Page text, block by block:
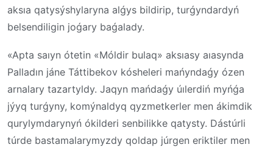
aksıa qatysýshylaryna alǵys bildirip, turǵyndardyń
belsendiligin joǵary baǵalady.
«Apta saıyn ótetin «Móldir bulaq» aksıasy aıasynda
Palladın jáne Táttibekov kósheleri mańyndaǵy ózen
arnalary tazartyldy. Jaqyn mańdaǵy úılerdiń myńǵa
jýyq turǵyny, komýnaldyq qyzmetkerler men ákimdik
qurylymdarynyń ókilderi senbilikke qatysty. Dástúrli
túrde bastamalarymyzdy qoldap júrgen eriktiler men